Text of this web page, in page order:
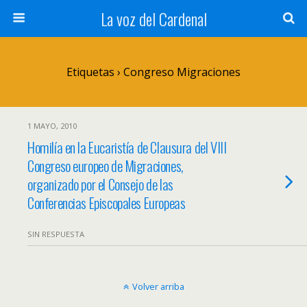
La voz del Cardenal
Etiquetas › Congreso Migraciones
1 MAYO, 2010
Homilía en la Eucaristía de Clausura del VIII
Congreso europeo de Migraciones,
organizado por el Consejo de las
Conferencias Episcopales Europeas
SIN RESPUESTA
Volver arriba